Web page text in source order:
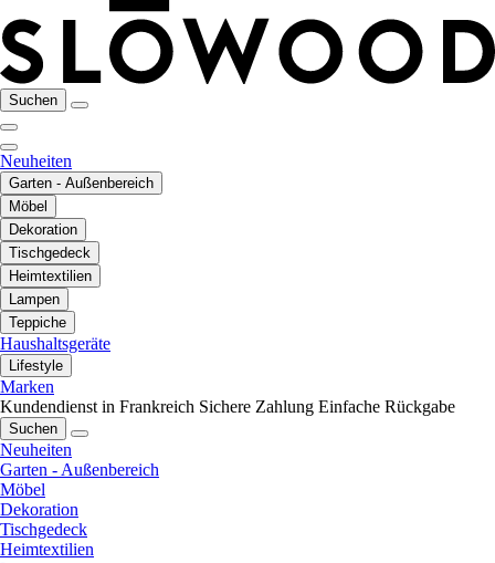
Suchen
Neuheiten
Garten - Außenbereich
Möbel
Dekoration
Tischgedeck
Heimtextilien
Lampen
Teppiche
Haushaltsgeräte
Lifestyle
Marken
Kundendienst in Frankreich Sichere Zahlung Einfache Rückgabe
Suchen
Neuheiten
Garten - Außenbereich
Möbel
Dekoration
Tischgedeck
Heimtextilien